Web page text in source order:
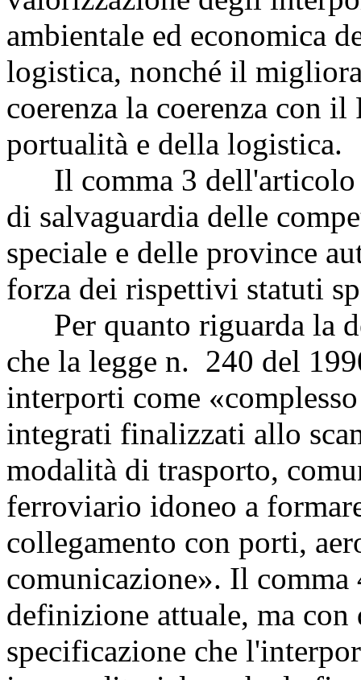
ambientale ed economica
logistica, nonché il
coerenza la coerenza con
portualità e della logistica.
Il comma 3 dell'articolo
di salvaguardia delle
speciale e delle province
forza dei rispettivi statuti
Per quanto riguarda la
che la legge n. 240 del
interporti come
integrati finalizzati allo
modalità di trasporto,
ferroviario idoneo a
collegamento con porti,
comunicazione». Il
definizione attuale, ma
specificazione che